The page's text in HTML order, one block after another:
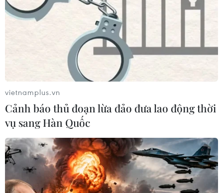
truyền từ bao đời nay.
vietnamplus.vn
Cảnh báo thủ đoạn lừa đảo đưa lao động thời
vụ sang Hàn Quốc